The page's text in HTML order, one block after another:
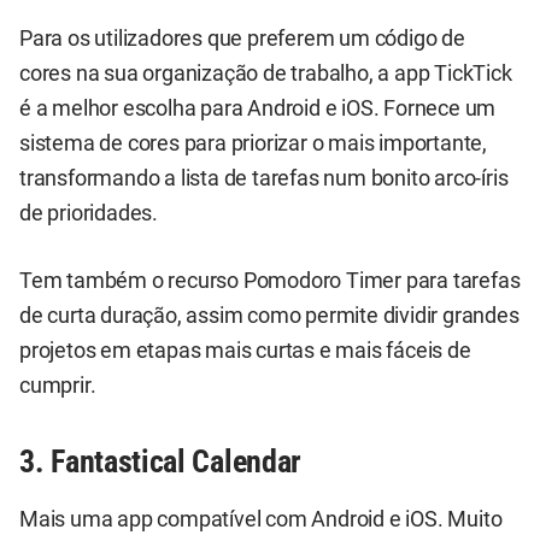
Para os utilizadores que preferem um código de
cores na sua organização de trabalho, a app TickTick
é a melhor escolha para Android e iOS. Fornece um
sistema de cores para priorizar o mais importante,
transformando a lista de tarefas num bonito arco-íris
de prioridades.
Tem também o recurso Pomodoro Timer para tarefas
de curta duração, assim como permite dividir grandes
projetos em etapas mais curtas e mais fáceis de
cumprir.
3. Fantastical Calendar
Mais uma app compatível com Android e iOS. Muito